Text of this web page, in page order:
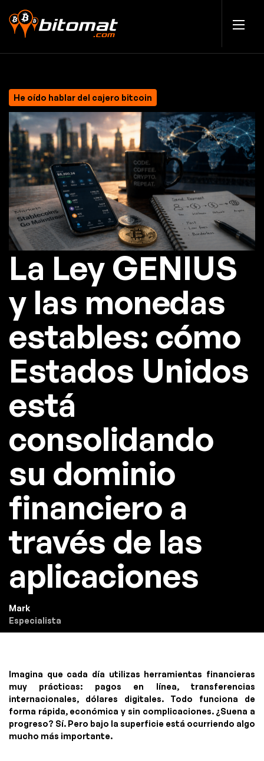
He oído hablar del cajero bitcoin
La Ley GENIUS
y las monedas
estables: cómo
Estados Unidos
está
consolidando
su dominio
financiero a
través de las
aplicaciones
Mark
Especialista
Imagina que cada día utilizas herramientas financieras
muy prácticas: pagos en línea, transferencias
internacionales, dólares digitales. Todo funciona de
forma rápida, económica y sin complicaciones. ¿Suena a
progreso? Sí. Pero bajo la superficie está ocurriendo algo
mucho más importante.